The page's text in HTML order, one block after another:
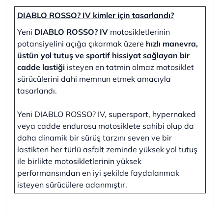
DIABLO ROSSO? IV kimler için tasarlandı?
Yeni DIABLO ROSSO? IV motosikletlerinin
potansiyelini açığa çıkarmak üzere hızlı manevra,
üstün yol tutuş ve sportif hissiyat sağlayan bir
cadde lastiği isteyen en tatmin olmaz motosiklet
sürücülerini dahi memnun etmek amacıyla
tasarlandı.
Yeni DIABLO ROSSO? IV, supersport, hypernaked
veya cadde endurosu motosiklete sahibi olup da
daha dinamik bir sürüş tarzını seven ve bir
lastikten her türlü asfalt zeminde yüksek yol tutuş
ile birlikte motosikletlerinin yüksek
performansından en iyi şekilde faydalanmak
isteyen sürücülere adanmıştır.